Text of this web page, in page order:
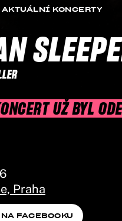
KONCERTY
UŽ BYL
Praha
FACEBOOKU